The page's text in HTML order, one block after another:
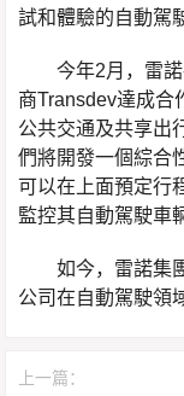
試和體驗的自動駕
今年2月，雷
商Transdev達成合
公共交通及共享出
們將開發一個綜合
可以在上面預定行
監控其自動駕駛車
如今，雷諾集
公司在自動駕駛領
上一篇：